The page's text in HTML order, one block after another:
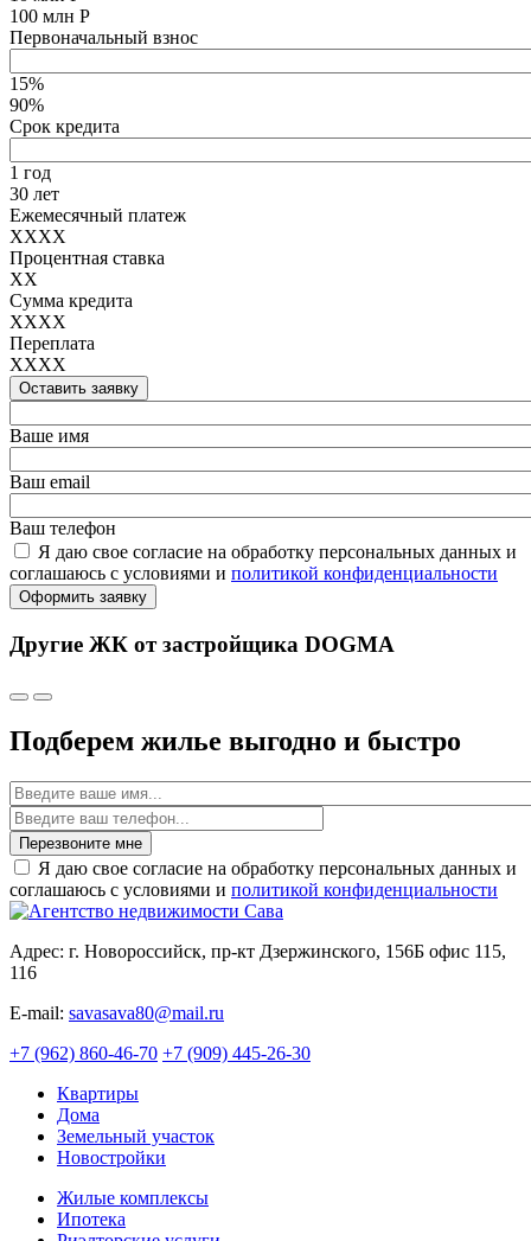
100 млн Р
Первоначальный взнос
15%
90%
Срок кредита
1 год
30 лет
Ежемесячный платеж
XXXX
Процентная ставка
XX
Сумма кредита
XXXX
Переплата
XXXX
Оставить заявку
Ваше имя
Ваш email
Ваш телефон
Я даю свое согласие на обработку персональных данных и
соглашаюсь с условиями и политикой конфиденциальности
Оформить заявку
Другие ЖК от застройщика DOGMA
Подберем жилье выгодно и быстро
Имя
Перезвоните мне
Я даю свое согласие на обработку персональных данных и
соглашаюсь с условиями и политикой конфиденциальности
Адрес: г. Новороссийск, пр-кт Дзержинского, 156Б офис 115,
116
E-mail: savasava80@mail.ru
+7 (962) 860-46-70 +7 (909) 445-26-30
Квартиры
Дома
Земельный участок
Новостройки
Жилые комплексы
Ипотека